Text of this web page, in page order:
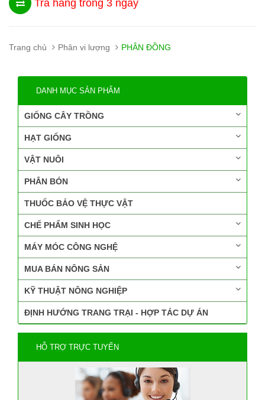
Trả hàng trong 3 ngày
Trang chủ Phân vi lượng PHÂN ĐỒNG
DANH MỤC SẢN PHẨM
GIỐNG CÂY TRỒNG
HẠT GIỐNG
VẬT NUÔI
PHÂN BÓN
THUỐC BẢO VỆ THỰC VẬT
CHẾ PHẨM SINH HỌC
MÁY MÓC CÔNG NGHỆ
MUA BÁN NÔNG SẢN
KỸ THUẬT NÔNG NGHIỆP
ĐỊNH HƯỚNG TRANG TRẠI - HỢP TÁC DỰ ÁN
HỖ TRỢ TRỰC TUYẾN